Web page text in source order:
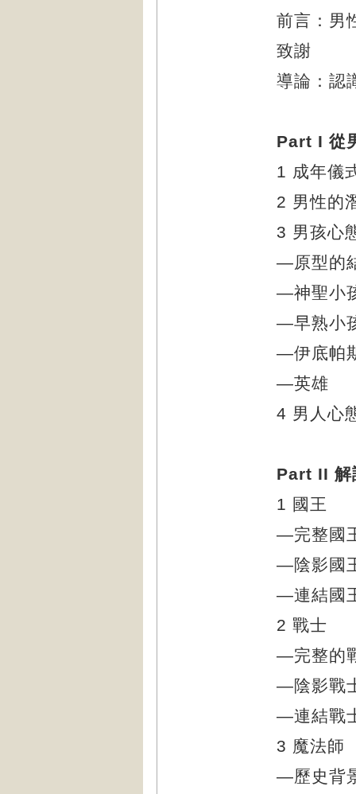
前言：男
致謝
導論：認
Part I 從
1 成年儀
2 男性的
3 男孩心
—原型的
—神聖小
—早熟小
—伊底帕
—英雄
4 男人心
Part II 解
1 國王
—完整國
—陰影國
—連結國
2 戰士
—完整的
—陰影戰
—連結戰
3 魔法師
—歷史背